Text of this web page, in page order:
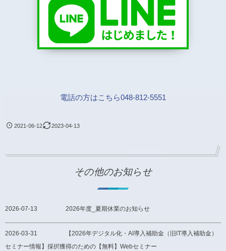
電話の方はこちら048-812-5551
2021-06-12 2023-04-13
その他のお知らせ
2026-07-13 2026年度_夏期休業のお知らせ
2026-03-31
【2026年デジタル化・AI導入補助金（旧IT導入補助金）
セミナー情報】採択獲得のための【無料】Webセミナー